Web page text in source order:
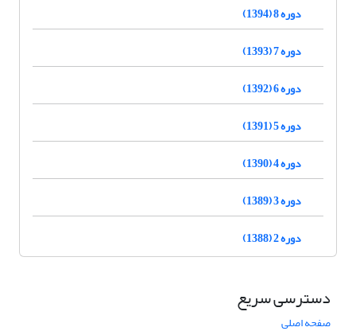
دوره 8 (1394)
دوره 7 (1393)
دوره 6 (1392)
دوره 5 (1391)
دوره 4 (1390)
دوره 3 (1389)
دوره 2 (1388)
دسترسی سریع
صفحه اصلی